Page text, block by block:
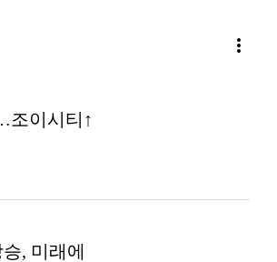
more_vert
조이시티↑
, 미래에